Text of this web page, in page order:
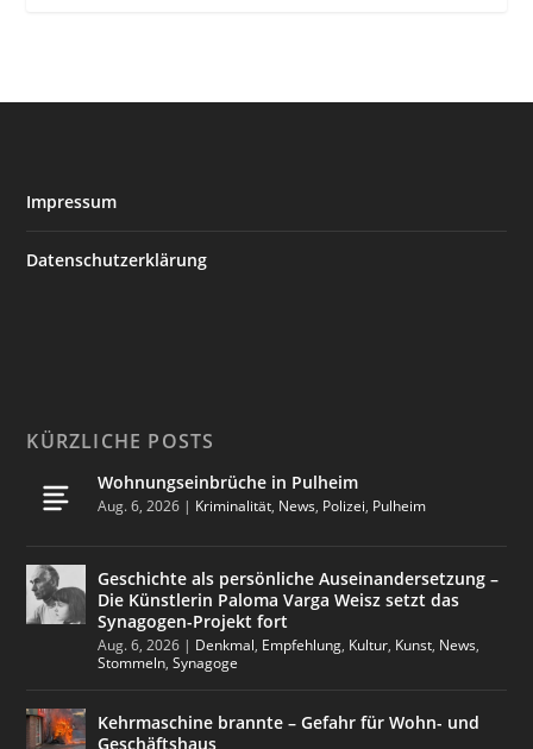
Impressum
Datenschutzerklärung
KÜRZLICHE POSTS
Wohnungseinbrüche in Pulheim
Aug. 6, 2026 | Kriminalität, News, Polizei, Pulheim
Geschichte als persönliche Auseinandersetzung –
Die Künstlerin Paloma Varga Weisz setzt das
Synagogen-Projekt fort
Aug. 6, 2026 | Denkmal, Empfehlung, Kultur, Kunst, News,
Stommeln,Synagoge
Kehrmaschine brannte – Gefahr für Wohn- und
Geschäftshaus